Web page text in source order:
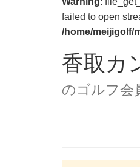
failed to open
/home/meijigolf/
香取カ
のゴルフ会